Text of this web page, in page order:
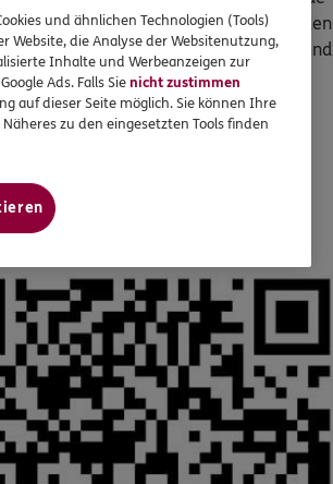
alle Krankheitskostenvollversicherten
Versicherte im Basis-, Standard- und
.
und ähnlichen Technologien (Tools)
Website, die Analyse der Websitenutzung,
Inhalte und Werbeanzeigen zur
Ads. Falls Sienicht zustimmen
auf dieser Seite möglich. Sie können Ihre
zu den eingesetzten Tools finden